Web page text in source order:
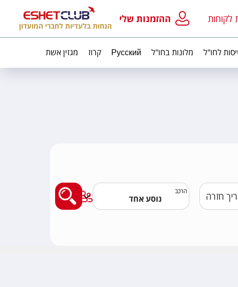
לקוחות ההזמנות שלי
הנחות בלעדיות לחברי המועדון
לחו"ל מלונות בחו"ל Русский קרוז מגזין אשת
הרכב מצאו לי טיסה